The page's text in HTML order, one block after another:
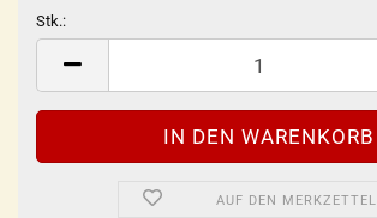
Stk.:
Stk.
AUF DEN MERKZETTEL